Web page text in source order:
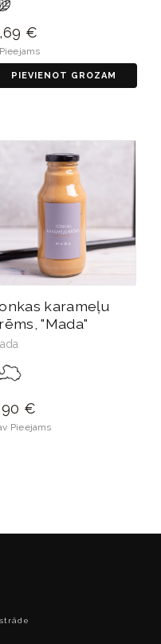
€
PIEVIENOT GROZAM
karameļu
"Mada"
€
Pieejams